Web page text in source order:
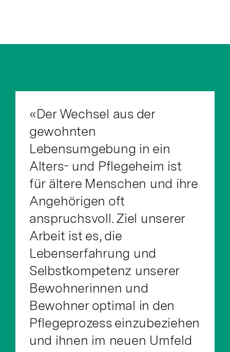
«Der Wechsel aus der
gewohnten
Lebensumgebung in ein
Alters- und Pflegeheim ist
für ältere Menschen und ihre
Angehörigen oft
anspruchsvoll. Ziel unserer
Arbeit ist es, die
Lebenserfahrung und
Selbstkompetenz unserer
Bewohnerinnen und
Bewohner optimal in den
Pflegeprozess einzubeziehen
und ihnen im neuen Umfeld